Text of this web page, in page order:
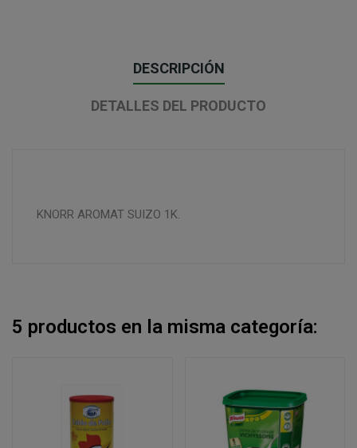
DESCRIPCIÓN
DETALLES DEL PRODUCTO
KNORR AROMAT SUIZO 1K.
5 productos en la misma categoría: